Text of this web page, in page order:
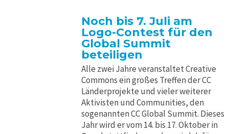
Noch bis 7. Juli am
Logo-Contest für den
Global Summit
beteiligen
Alle zwei Jahre veranstaltet Creative
Commons ein großes Treffen der CC
Länderprojekte und vieler weiterer
Aktivisten und Communities, den
sogenannten CC Global Summit. Dieses
Jahr wird er vom 14. bis 17. Oktober in